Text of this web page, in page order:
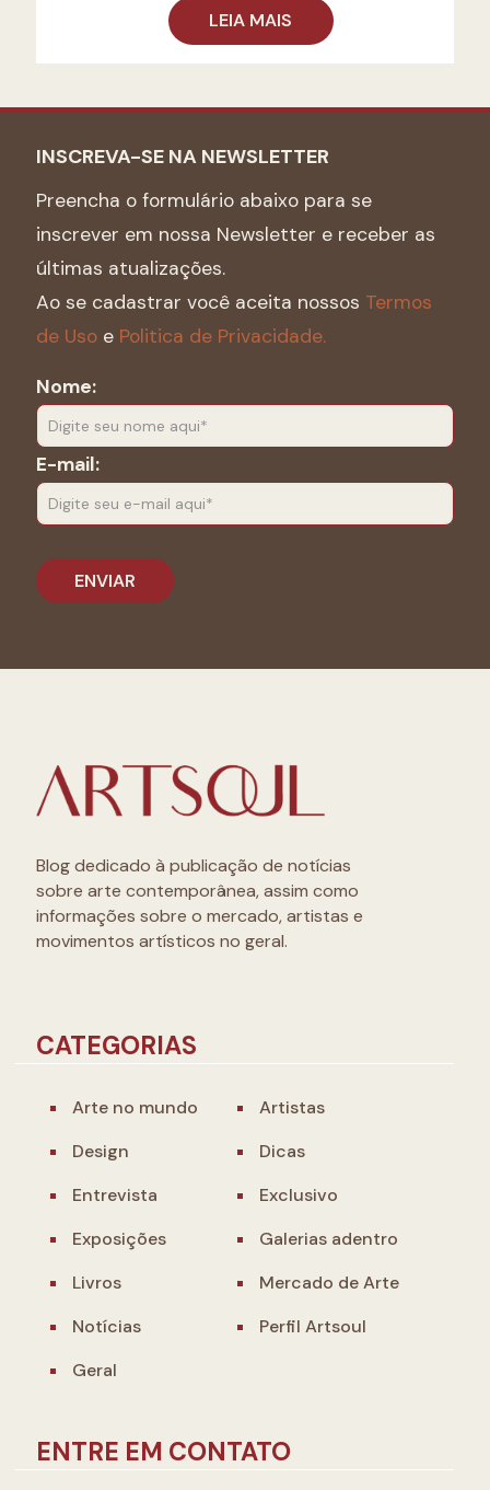
LEIA MAIS
INSCREVA-SE NA NEWSLETTER
Preencha o formulário abaixo para se
inscrever em nossa Newsletter e receber as
últimas atualizações.
Ao se cadastrar você aceita nossos Termos
de Uso e Politica de Privacidade.
Nome:
E-mail:
Blog dedicado à publicação de notícias
sobre arte contemporânea, assim como
informações sobre o mercado, artistas e
movimentos artísticos no geral.
CATEGORIAS
Arte no mundo
Artistas
Design
Dicas
Entrevista
Exclusivo
Exposições
Galerias adentro
Livros
Mercado de Arte
Notícias
Perfil Artsoul
Geral
ENTRE EM CONTATO